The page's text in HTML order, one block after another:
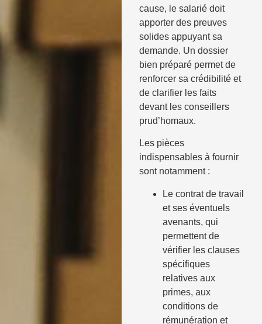
cause, le salarié doit
apporter des preuves
solides appuyant sa
demande. Un dossier
bien préparé permet de
renforcer sa crédibilité et
de clarifier les faits
devant les conseillers
prud’homaux.
Les pièces
indispensables à fournir
sont notamment :
Le contrat de travail
et ses éventuels
avenants, qui
permettent de
vérifier les clauses
spécifiques
relatives aux
primes, aux
conditions de
rémunération et